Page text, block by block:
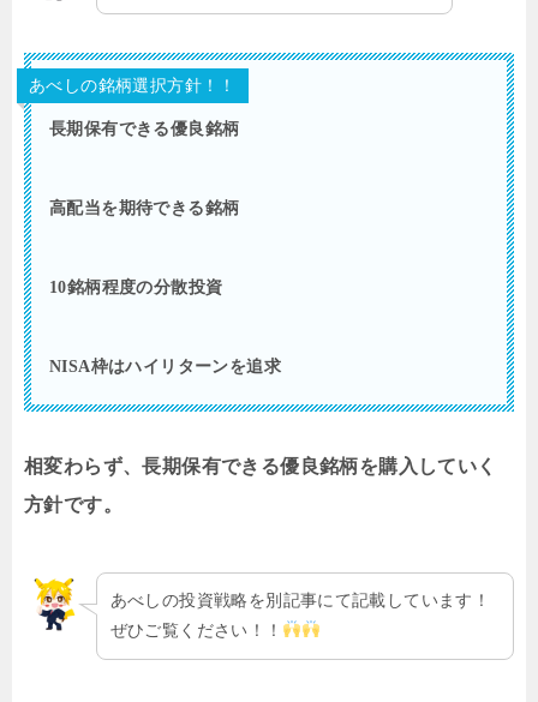
あべしの銘柄選択方針！！
長期保有できる優良銘柄
高配当を期待できる銘柄
10銘柄程度の分散投資
NISA枠はハイリターンを追求
相変わらず、長期保有できる優良銘柄を購入していく
方針です。
あべしの投資戦略を別記事にて記載しています！
ぜひご覧ください！！